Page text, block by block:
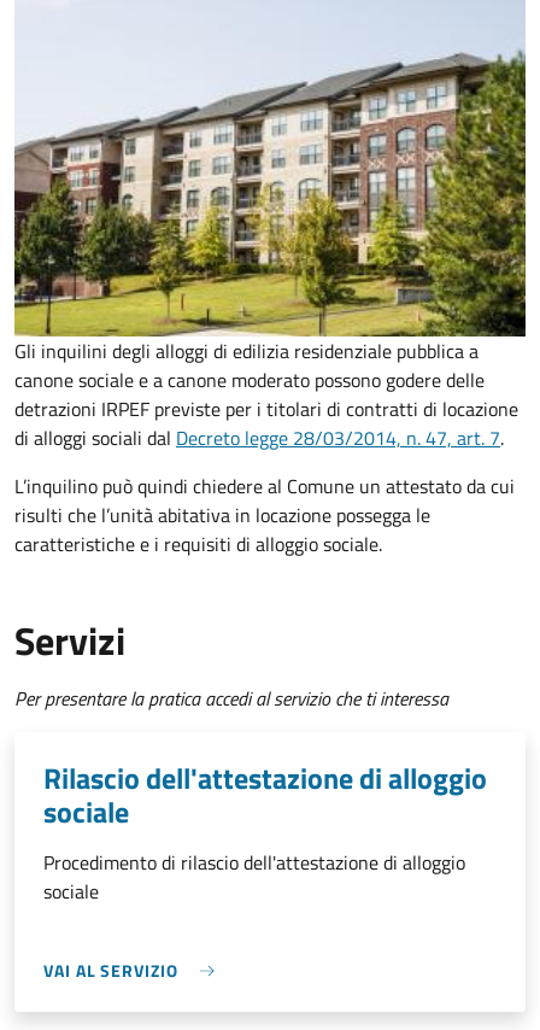
Gli inquilini degli alloggi di edilizia residenziale pubblica a
canone sociale e a canone moderato possono godere delle
detrazioni IRPEF previste per i titolari di contratti di locazione
di alloggi sociali dal Decreto legge 28/03/2014, n. 47, art. 7.
L’inquilino può quindi chiedere al Comune un attestato da cui
risulti che l’unitàabitativa in locazione possegga le
caratteristiche e i requisiti di alloggio sociale.
Servizi
Per presentare la pratica accedi al servizio che ti interessa
Rilascio dell'attestazione di alloggio
sociale
Procedimento di rilascio dell'attestazione di alloggio
sociale
VAI AL SERVIZIO